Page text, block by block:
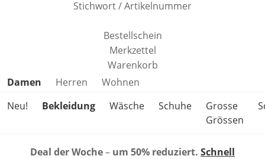
Stichwort / Artikelnummer
Bestellschein
Merkzettel
Warenkorb
Produktkategorien überspringen
Damen Herren
Wohnen
Neu!
Bekleidung Wäsche Schuhe
Grosse
Grössen
Deal der Woche– um 50% reduziert. Schnell